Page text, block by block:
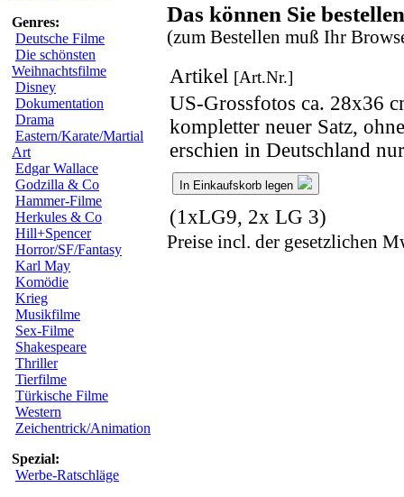
Genres:
Deutsche Filme
Die schönsten
Weihnachtsfilme
Disney
Dokumentation
Drama
Eastern/Karate/Martial
Art
Edgar Wallace
Godzilla & Co
Hammer-Filme
Herkules & Co
Hill+Spencer
Horror/SF/Fantasy
Karl May
Komödie
Krieg
Musikfilme
Sex-Filme
Shakespeare
Thriller
Tierfilme
Türkische Filme
Western
Zeichentrick/Animation
Spezial:
Werbe-Ratschläge
Das können Sie
(zum Bestellen muß Ihr
Artikel [Art.Nr.]
US-Grossfotos ca. 28x36
kompletter neuer Satz,
erschien in Deutschland
In Einkaufskorb legen
(1xLG9, 2x LG 3)
Preise incl. der gesetzlichen